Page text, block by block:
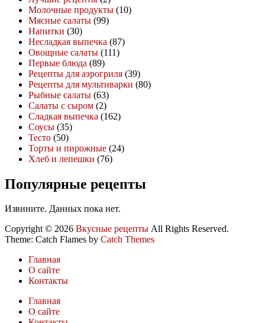
Молочные продукты (10)
Мясные салаты (99)
Напитки (30)
Несладкая выпечка (87)
Овощные салаты (111)
Первые блюда (89)
Рецепты для аэрогриля (39)
Рецепты для мультиварки (80)
Рыбные салаты (63)
Салаты с сыром (2)
Сладкая выпечка (162)
Соусы (35)
Тесто (50)
Торты и пирожные (24)
Хлеб и лепешки (76)
Популярные рецепты
Извините. Данных пока нет.
Copyright © 2026 Вкусные рецепты All Rights Reserved.
Theme: Catch Flames by Catch Themes
Главная
О сайте
Контакты
Главная
О сайте